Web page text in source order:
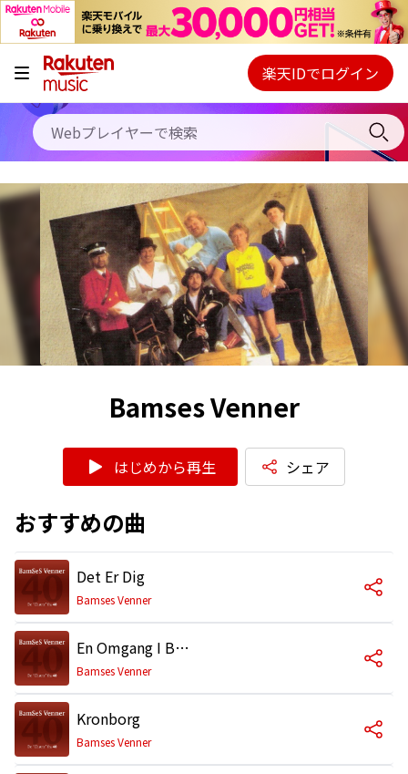
キャンペーン
料金プラン
使い方
初回30日間無料お試し
Webプレイヤー
ご契約内容の確認・変更
楽天IDでログイン
Bamses Venner
はじめから再生 シェア
おすすめの曲
Det Er Dig
Bamses Venner
En Omgang I Baren
Bamses Venner
Kronborg
Bamses Venner